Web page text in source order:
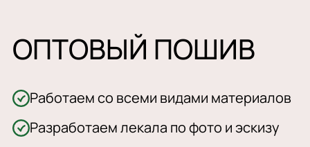
ОПТОВЫЙ ПОШИВ
Работаем со всеми видами материалов
Разработаем лекала по фото и эскизу